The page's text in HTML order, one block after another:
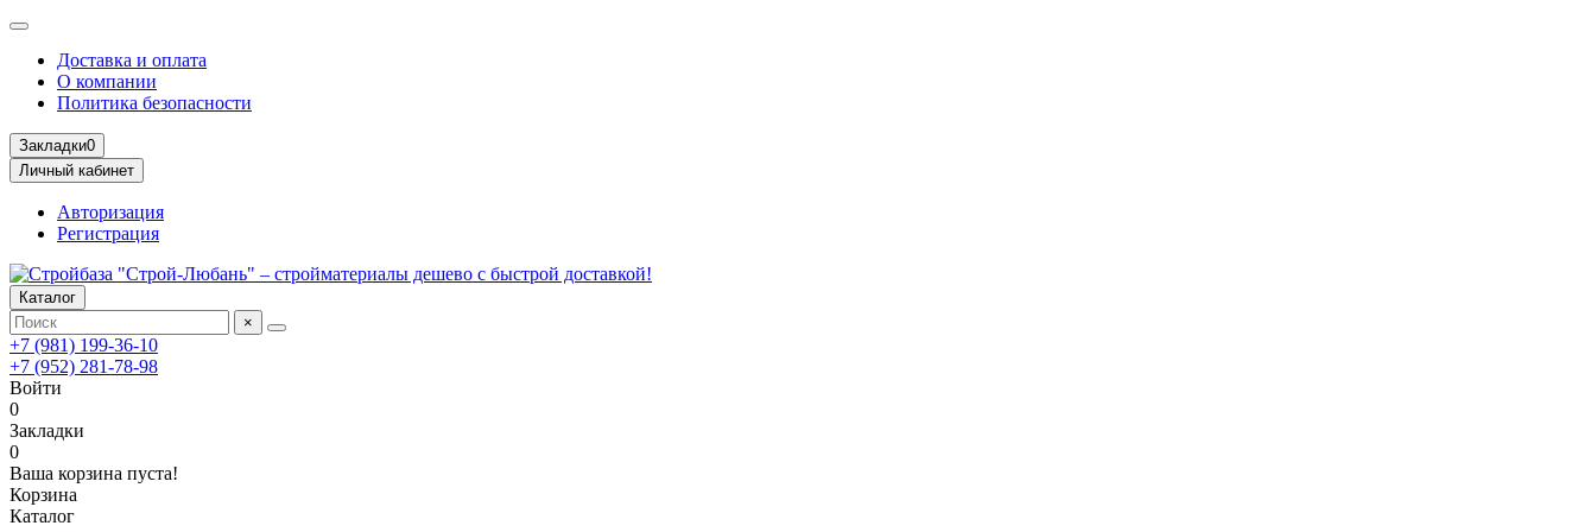
Доставка и оплата
О компании
Политика безопасности
Закладки0
Личный кабинет
Авторизация
Регистрация
Каталог
×
+7 (981) 199-36-10
+7 (952) 281-78-98
Войти
0
Закладки
0
Ваша корзина пуста!
Корзина
Каталог